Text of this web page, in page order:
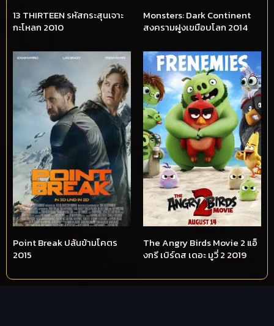
13 THIRTEEN รหัสกระสุนเจาะ
กะโหลก 2010
Monsters: Dark Continent
สงครามฝูงเขมือบโลก 2014
Point Break ปล้นข้ามโคตร
2015
The Angry Birds Movie 2 แอ็
งกรี เบิร์ดส เดอะ มูวี่ 2 2019